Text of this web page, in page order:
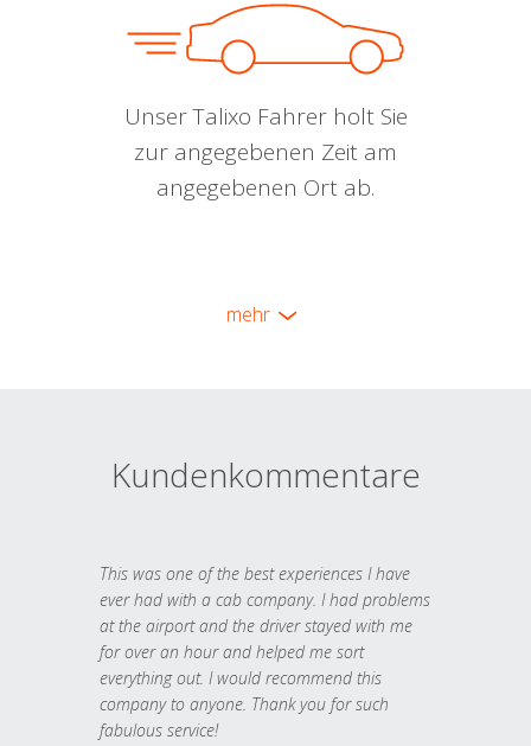
Unser Talixo Fahrer holt Sie
zur angegebenen Zeit am
angegebenen Ort ab.
mehr
Kundenkommentare
This was one of the best experiences I have
ever had with a cab company. I had problems
at the airport and the driver stayed with me
for over an hour and helped me sort
everything out. I would recommend this
company to anyone. Thank you for such
fabulous service!